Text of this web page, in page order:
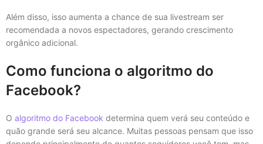
Além disso, isso aumenta a chance de sua livestream ser
recomendada a novos espectadores, gerando crescimento
orgânico adicional.
Como funciona o algoritmo do
Facebook?
O algoritmo do Facebook determina quem verá seu conteúdo e
quão grande será seu alcance. Muitas pessoas pensam que isso